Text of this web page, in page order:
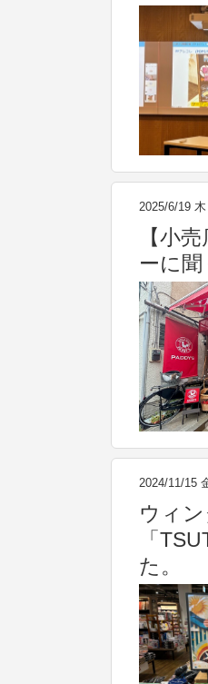
2025/6/19 木
【小
ーに
2024/11/15
ウィ
「
た。